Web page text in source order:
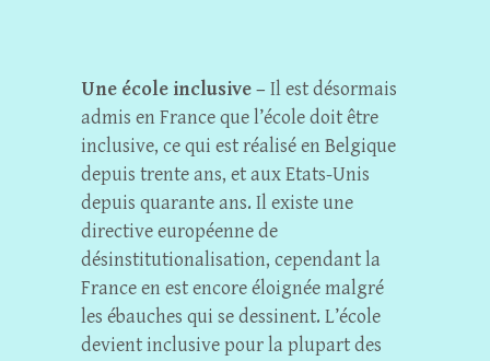
Une école inclusive – Il est désormais
admis en France que l’école doit être
inclusive, ce qui est réalisé en Belgique
depuis trente ans, et aux Etats-Unis
depuis quarante ans. Il existe une
directive européenne de
désinstitutionalisation, cependant la
France en est encore éloignée malgré
les ébauches qui se dessinent. L’école
devient inclusive pour la plupart des